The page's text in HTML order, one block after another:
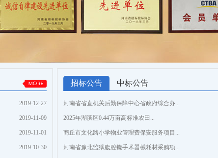
2019-12-27
2019-11-09
2019-11-01
2019-10-30
招标公告 中标公告
河南省省直机关后勤保障中心省政府综合办...
2025年湖滨区0.44万亩高标准农田...
商丘市文化路小学物业管理费保安服务项目...
河南省豫北监狱腹腔镜手术器械耗材采购项...